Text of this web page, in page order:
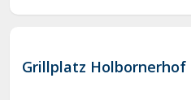
Grillplatz Holbornerhof